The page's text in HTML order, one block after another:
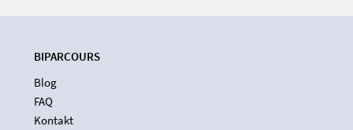
BIPARCOURS
Blog
FAQ
Kontakt